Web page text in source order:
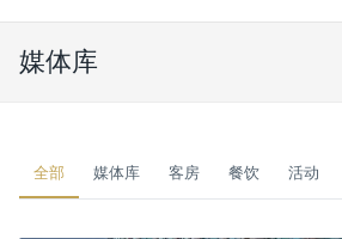
媒体库
全部 媒体库 客房 餐饮 活动